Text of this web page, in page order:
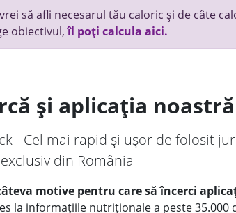
să afli necesarul tău caloric și de câte
obiectivul,îl poți calcula aici.
și aplicația
- Cel mai rapid și ușor de folosit
din România
motive pentru care să încerci
la informațiile nutriționale a peste 35.000